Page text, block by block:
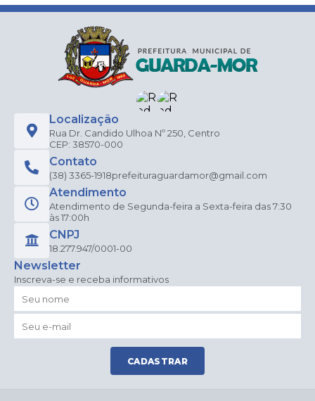
Localização
Rua Dr. Candido Ulhoa Nº 250, Centro
CEP: 38570-000
Contato
(38) 3365-1918prefeituraguardamor@gmail.com
Atendimento
Atendimento de Segunda-feira a Sexta-feira das 7:30
às 17:00h
CNPJ
18.277.947/0001-00
Newsletter
Inscreva-se e receba informativos
CADASTRAR